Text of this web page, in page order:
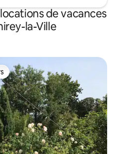
de vacances
la-Ville
les plus aimés